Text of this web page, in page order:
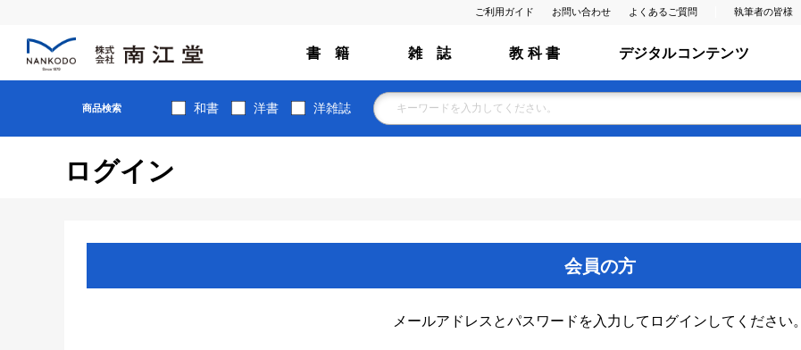
ご利用ガイド お問い合わせ よくあるご質問 執筆者の皆様
書 籍 雑 誌 教 科 書 デジタルコンテンツ
商品検索 和書 洋書 洋雑誌
ログイン
会員の方
メールアドレスとパスワードを入力してログインしてください。